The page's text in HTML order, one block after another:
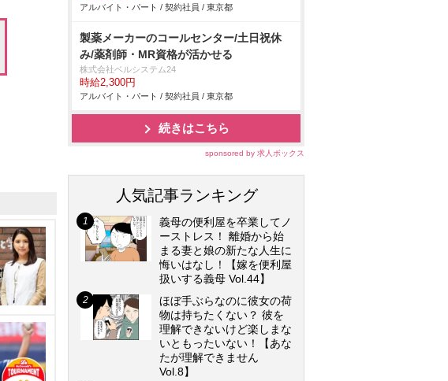
アルバイト・パート / 契約社員 / 東京都
製薬メーカーのコールセンター/土日祝休
み/薬剤師・MR資格が活かせる
株式会社ベルシステム24
時給2,300円
アルバイト・パート / 契約社員 / 東京都
続きはこちら
sponsored by 求人ボックス
人気記事ランキング
義母の便利屋を卒業してノ
ーストレス！ 離婚から始
まる妻と娘の新たな人生に
悔いはなし！【嫁を便利屋
扱いする義母 Vol.44】
ほぼ手ぶらなのに彼女の荷
物は持ちたくない？ 彼を
理解できないけど楽しまな
いともったいない！【あな
たが理解できません
Vol.8】